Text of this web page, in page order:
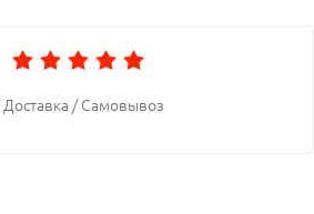
Доставка / Самовывоз